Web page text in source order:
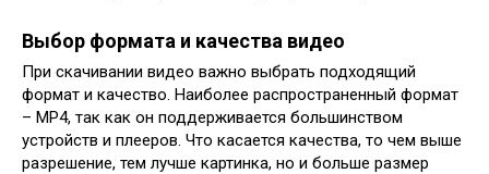
Выбор формата и качества видео
При скачивании видео важно выбрать подходящий
формат и качество. Наиболее распространенный формат
– MP4, так как он поддерживается большинством
устройств и плееров. Что касается качества, то чем выше
разрешение, тем лучше картинка, но и больше размер